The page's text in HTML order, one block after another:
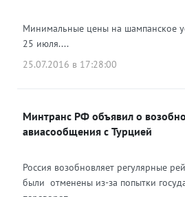
Минимальные цены на шампанское
25 июля....
25.07.2016 в 17:28:00
Минтранс РФ объявил о
авиасообщения с Турцией
Россия возобновляет регулярные
были отменены из-за попытки